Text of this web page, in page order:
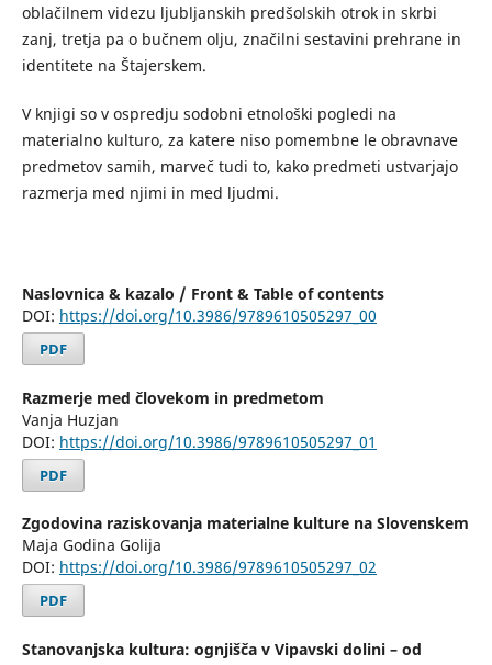
oblačilnem videzu ljubljanskih predšolskih otrok in skrbi
zanj, tretja pa o bučnem olju, značilni sestavini prehrane in
identitete na Štajerskem.
V knjigi so v ospredju sodobni etnološki pogledi na
materialno kulturo, za katere niso pomembne le obravnave
predmetov samih, marveč tudi to, kako predmeti ustvarjajo
razmerja med njimi in med ljudmi.
Naslovnica & kazalo / Front & Table of contents
DOI: https://doi.org/10.3986/9789610505297_00
PDF
Razmerje med človekom in predmetom
Vanja Huzjan
DOI: https://doi.org/10.3986/9789610505297_01
PDF
Zgodovina raziskovanja materialne kulture na Slovenskem
Maja Godina Golija
DOI: https://doi.org/10.3986/9789610505297_02
PDF
Stanovanjska kultura: ognjišča v Vipavski dolini – od